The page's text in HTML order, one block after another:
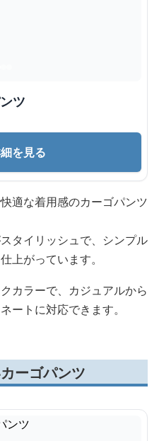
ツ
を見る
適な着用感のカーゴパンツ
タイリッシュで、シンプル
上がっています。
カラーで、カジュアルから
ートに対応できます。
ーゴパンツ